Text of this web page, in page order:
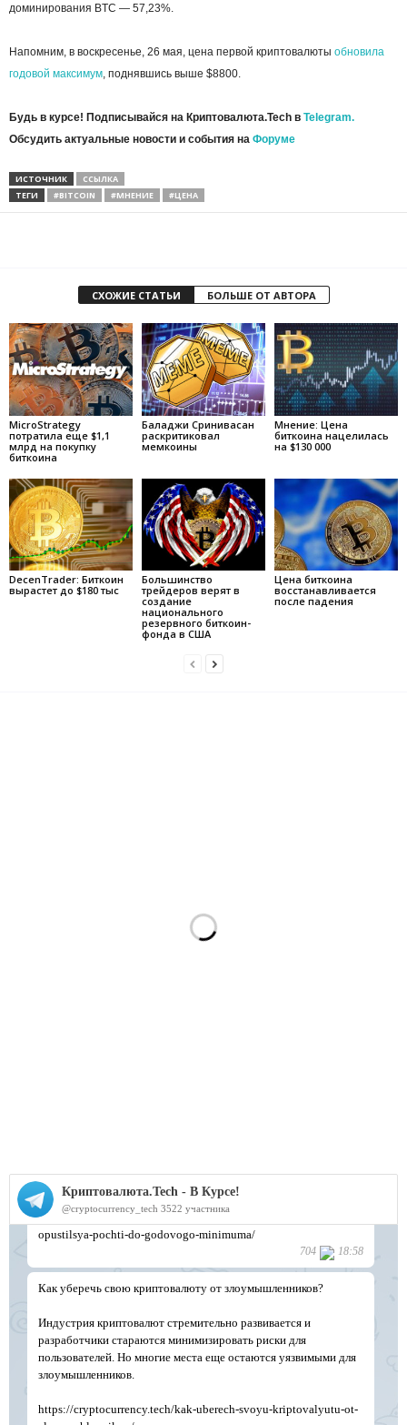
доминирования BTC — 57,23%.
Напомним, в воскресенье, 26 мая, цена первой криптовалюты обновила
годовой максимум, поднявшись выше $8800.
Будь в курсе! Подписывайся на Криптовалюта.Tech в Telegram.
Обсудить актуальные новости и события на Форуме
ИСТОЧНИК
ССЫЛКА
ТЕГИ
#BITCOIN #МНЕНИЕ #ЦЕНА
СХОЖИЕ СТАТЬИ БОЛЬШЕ ОТ АВТОРА
MicroStrategy
потратила еще $1,1
млрд на покупку
биткоина
Баладжи Сринивасан
раскритиковал
мемкоины
Мнение: Цена
биткоина нацелилась
на $130 000
DecenTrader: Биткоин
вырастет до $180 тыс
Большинство
трейдеров верят в
создание
национального
резервного биткоин-
фонда в США
Цена биткоина
восстанавливается
после падения